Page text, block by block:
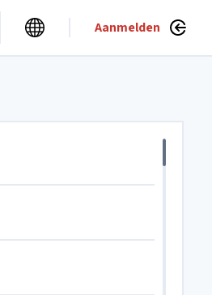
Aanmelden